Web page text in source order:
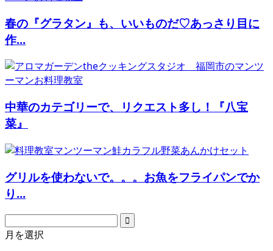
春の『グラタン』も、いいものだ♡あっさり目に
作...
中華のカテゴリーで、リクエスト多し！『八宝
菜』
グリルを使わないで。。。お魚をフライパンでか
り...
月を選択